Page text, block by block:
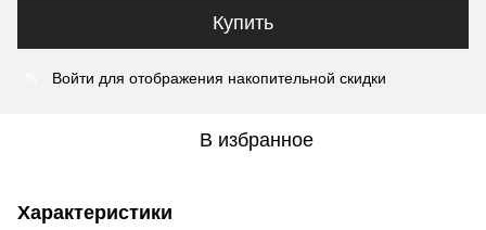
Купить
Войти для отображения накопительной скидки
В избранное
Характеристики